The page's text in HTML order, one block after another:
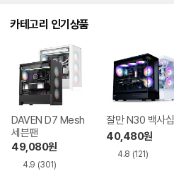
카테고리 인기상품
DAVEN D7 Mesh
세븐팬
49,080원
4.9 (301)
잘만 N30 백사십
40,480원
4.8 (121)